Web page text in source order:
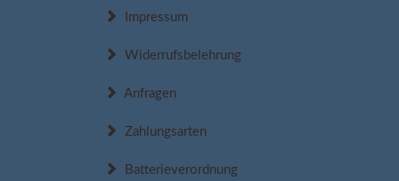
Impressum
Widerrufsbelehrung
Anfragen
Zahlungsarten
Batterieverordnung